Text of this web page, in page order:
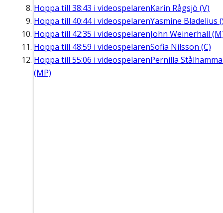
Hoppa till 38:43 i videospelarenKarin Rågsjö (V)
Hoppa till 40:44i videospelarenYasmine Bladelius
Hoppa till 42:35 i videospelarenJohn Weinerhall
Hoppa till 48:59 i videospelarenSofia Nilsson (C)
Hoppa till 55:06 i videospelarenPernilla
(MP)